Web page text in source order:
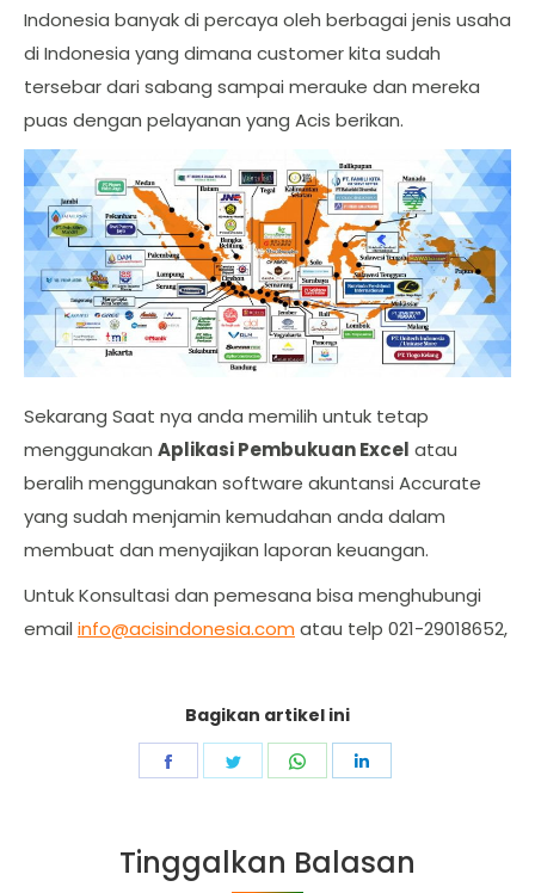
Indonesia banyak di percaya oleh berbagai jenis usaha
di Indonesia yang dimana customer kita sudah
tersebar dari sabang sampai merauke dan mereka
puas dengan pelayanan yang Acis berikan.
Sekarang Saat nya anda memilih untuk tetap
menggunakan Aplikasi Pembukuan Excel atau
beralih menggunakan software akuntansi Accurate
yang sudah menjamin kemudahan anda dalam
membuat dan menyajikan laporan keuangan.
Untuk Konsultasi dan pemesana bisa menghubungi
email info@acisindonesia.com atau telp 021-29018652,
Bagikan artikel ini
Share
Share
Share
Tinggalkan Balasan